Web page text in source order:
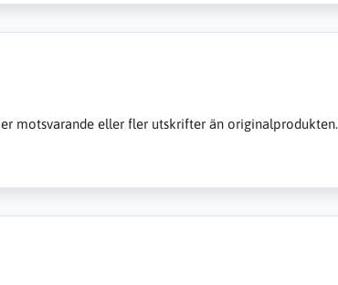
motsvarande eller fler utskrifter än originalprodukten.